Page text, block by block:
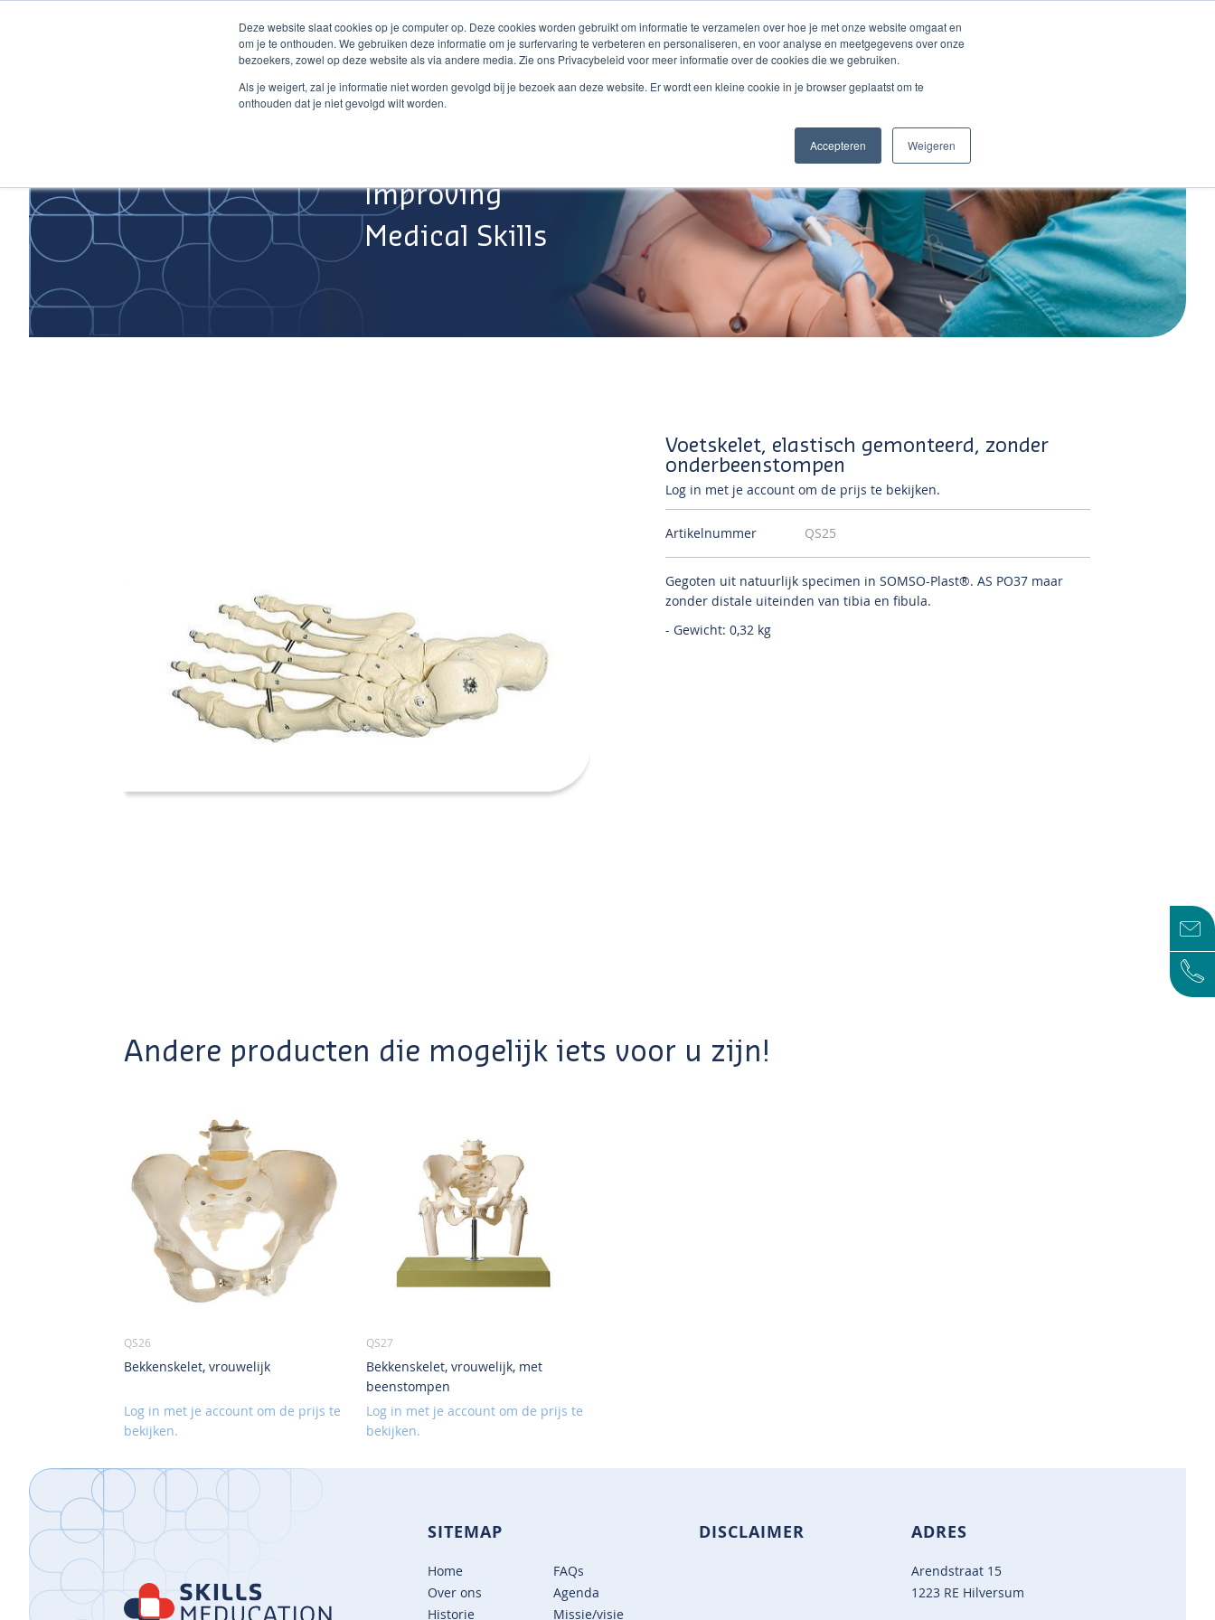
Deze website slaat cookies op je computer op. Deze cookies worden gebruikt om informatie te verzamelen over hoe je met onze website omgaat en
om je te onthouden. We gebruiken deze informatie om je surfervaring te verbeteren en personaliseren, en voor analyse en meetgegevens over onze
bezoekers, zowel op deze website als via andere media. Zie ons Privacybeleid voor meer informatie over de cookies die we gebruiken.
Als je weigert, zal je informatie niet worden gevolgd bij je bezoek aan deze website. Er wordt een kleine cookie in je browser geplaatst om te
onthouden dat je niet gevolgd wilt worden.
Accepteren Weigeren
Improving
Medical Skills
Voetskelet, elastisch gemonteerd, zonder
onderbeenstompen
Log in met je account om de prijs te bekijken.
Artikelnummer QS25
Gegoten uit natuurlijk specimen in SOMSO-Plast®.AS PO37 maar
zonder distale uiteinden van tibia en fibula.
- Gewicht: 0,32 kg
Andere producten die mogelijk iets voor u zijn!
QS26
Bekkenskelet, vrouwelijk
Log in met je account om de prijs te
bekijken.
QS27
Bekkenskelet, vrouwelijk, met
beenstompen
Log in met je account om de prijs te
bekijken.
SITEMAP
Home
Over ons
Historie
FAQs
Agenda
Missie/visie
DISCLAIMER ADRES
Arendstraat 15
1223 RE Hilversum